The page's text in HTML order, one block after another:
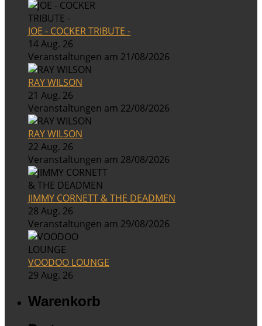
JOE - COCKER TRIBUTE -
14 Aug. 26
Veranstaltungen am 21/08/2026
RAY WILSON
21 Aug. 26
Veranstaltungen am 22/08/2026
RAY WILSON
22 Aug. 26
Veranstaltungen am 28/08/2026
JIMMY CORNETT & THE DEADMEN
28 Aug. 26
Veranstaltungen am 29/08/2026
VOODOO LOUNGE
29 Aug. 26
Warenkorb